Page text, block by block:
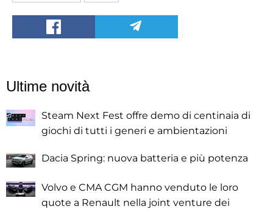
Ultime novità
Steam Next Fest offre demo di centinaia di
giochi di tutti i generi e ambientazioni
Dacia Spring: nuova batteria e più potenza
Volvo e CMA CGM hanno venduto le loro
quote a Renault nella joint venture dei